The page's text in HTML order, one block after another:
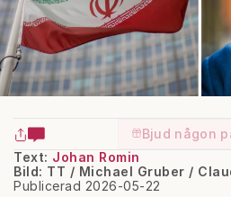
Bjud någon
Text: Johan Romin
Publicerad 2026-05-22
Bild: TT / Michael Gruber /